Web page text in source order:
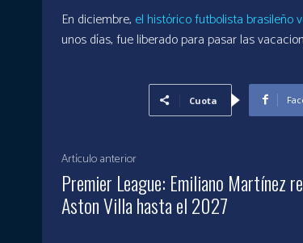
En diciembre, el histórico futbolista brasileño
unos días, fue liberado para pasar las
Cuota
Artículo anterior
Premier League: Emiliano Martínez
Aston Villa hasta el 2027